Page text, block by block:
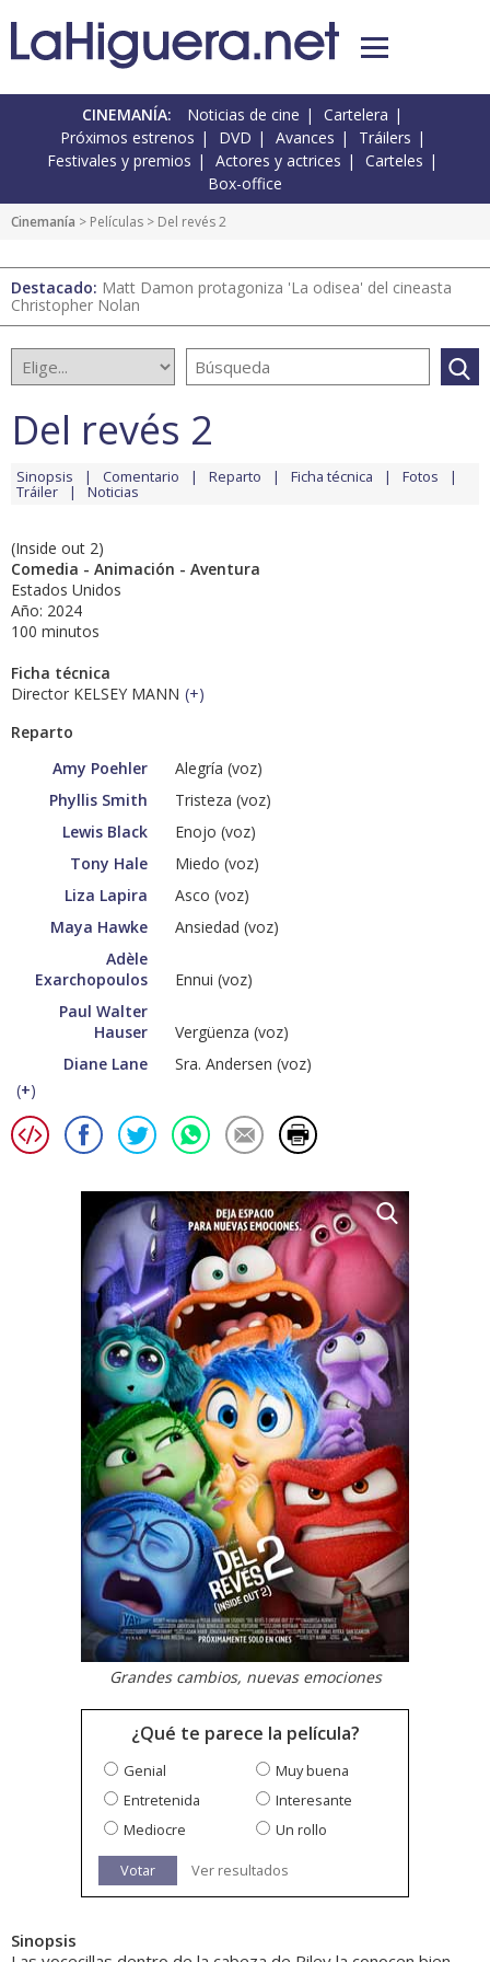
CINEMANÍA: Noticias de cine
Cartelera
Próximos estrenos
DVD Avances
Tráilers
Festivales y premios
Actores y actrices
Carteles
Box-office
Cinemanía > Películas > Del revés 2
Destacado: Matt Damon protagoniza 'La odisea' del cineasta
Christopher Nolan
Del revés 2
Sinopsis Comentario Reparto Ficha técnica Fotos
Tráiler Noticias
(Inside out 2)
Comedia - Animación - Aventura
Estados Unidos
Año: 2024
100 minutos
Ficha técnica
Director KELSEY MANN (+)
Reparto
Amy Poehler
Alegría (voz)
Phyllis Smith
Tristeza (voz)
Lewis Black
Enojo (voz)
Tony Hale
Miedo (voz)
Liza Lapira
Asco (voz)
Maya Hawke
Ansiedad (voz)
Adèle
Exarchopoulos
Ennui (voz)
Paul Walter
Hauser
Vergüenza (voz)
Diane Lane
Sra. Andersen (voz)
(+)
Grandes cambios, nuevas emociones
¿Qué te parece la película?
Genial
Muy buena
Entretenida
Interesante
Mediocre
Un rollo
Votar Ver resultados
Sinopsis